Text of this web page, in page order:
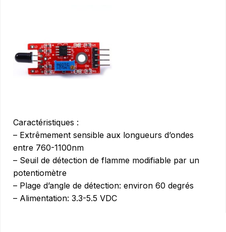
Caractéristiques :
– Extrêmement sensible aux longueurs d’ondes
entre 760-1100nm
– Seuil de détection de flamme modifiable par un
potentiomètre
– Plage d’angle de détection: environ 60 degrés
– Alimentation: 3.3-5.5 VDC